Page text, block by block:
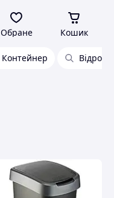
Обране Кошик
Контейнер Відро